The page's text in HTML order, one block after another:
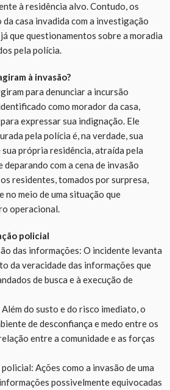
à residência alvo. Contudo, os
casa invadida com a investigação
que questionamentos sobre a moradia
pela polícia.
à invasão?
para denunciar a incursão
como morador da casa,
expressar sua indignação. Ele
pela polícia é, na verdade, sua
sua própria residência, atraída pela
deparando com a cena de invasão
residentes, tomados por surpresa,
meio de uma situação que
operacional.
policial
das informações: O incidente levanta
da veracidade das informações que
de busca e à execução de
do susto e do risco imediato, o
de desconfiança e medo entre os
entre a comunidade e as forças
Ações como a invasão de uma
possivelmente equivocadas